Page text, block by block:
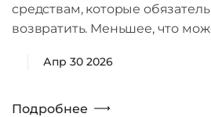
средствам, которые
возвратить. Меньшее, что
Апр 30 2026
Подробнее